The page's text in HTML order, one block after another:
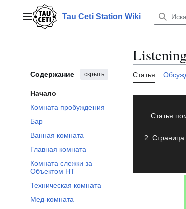
содержаниюГлавное менюTau Ceti Station Wiki
Содержание скрыть
Начало
Комната пробуждения
Бар
Ванная комната
Главная комната
Комната слежки за
Объектом НТ
Техническая комната
Мед-комната
Статья
Статья
2. Страница